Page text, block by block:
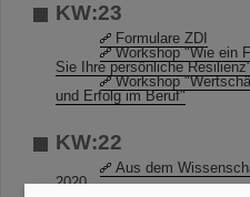
KW:23
Formulare ZDI
Workshop "Wie ein
Sie Ihre persönliche
Workshop
und Erfolg im Beruf"
KW:22
Aus dem
2020